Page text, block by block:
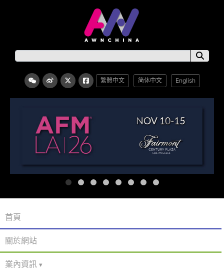
繁體中文 简体中文 English
首頁
關於網站
業內資訊